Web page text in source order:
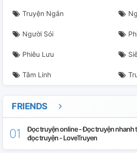
Truyện Ngắn
Người Sói
Phiêu Lưu
Tâm Linh
FRIENDS
Đọc truyện online - Đọc truyện nhanh
đọc truyện - LoveTruyen